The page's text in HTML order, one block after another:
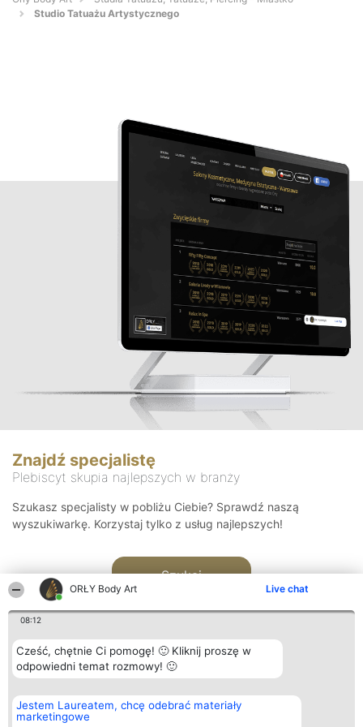
ORŁY Body Art Live chat
08:12
Cześć, chętnie Ci pomogę! 🙂 Kliknij proszę w
odpowiedni temat rozmowy! 🙂
Jestem Laureatem, chcę odebrać materiały
marketingowe
Studio Tatuażu Artystycznego
Znajdź specjalistę
Plebiscyt skupia najlepszych w branży
Szukasz specjalisty w pobliżu Ciebie? Sprawdź naszą
wyszukiwarkę. Korzystaj tylko z usług najlepszych!
Szukaj
Organizator plebiscytu
Bright Side Solutions sp. z o.
o. sp. k.
Plebiscyt
Laureaci
Kontakt
Kontakt